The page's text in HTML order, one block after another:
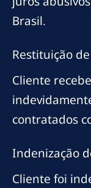
Brasil.
Restituição
Cliente
contratados
Indenização
Cliente foi